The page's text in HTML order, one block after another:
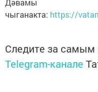
Дәвамы
чыганакта: https://
Следите за
Telegram-канале